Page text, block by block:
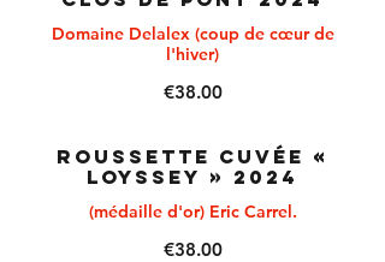
Domaine Delalex (coup de cœur de
l'hiver)
€38.00
ROUSSETTE Cuvée «
Loyssey » 2024
(médaille d'or) Eric Carrel.
€38.00